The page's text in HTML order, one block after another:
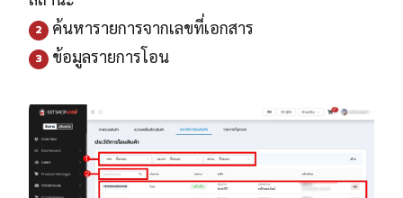
2 ค้นหารายการจากเลขที่เอกสาร
3 ข้อมูลรายการโอน